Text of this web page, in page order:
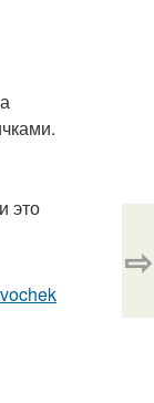
это
⇨